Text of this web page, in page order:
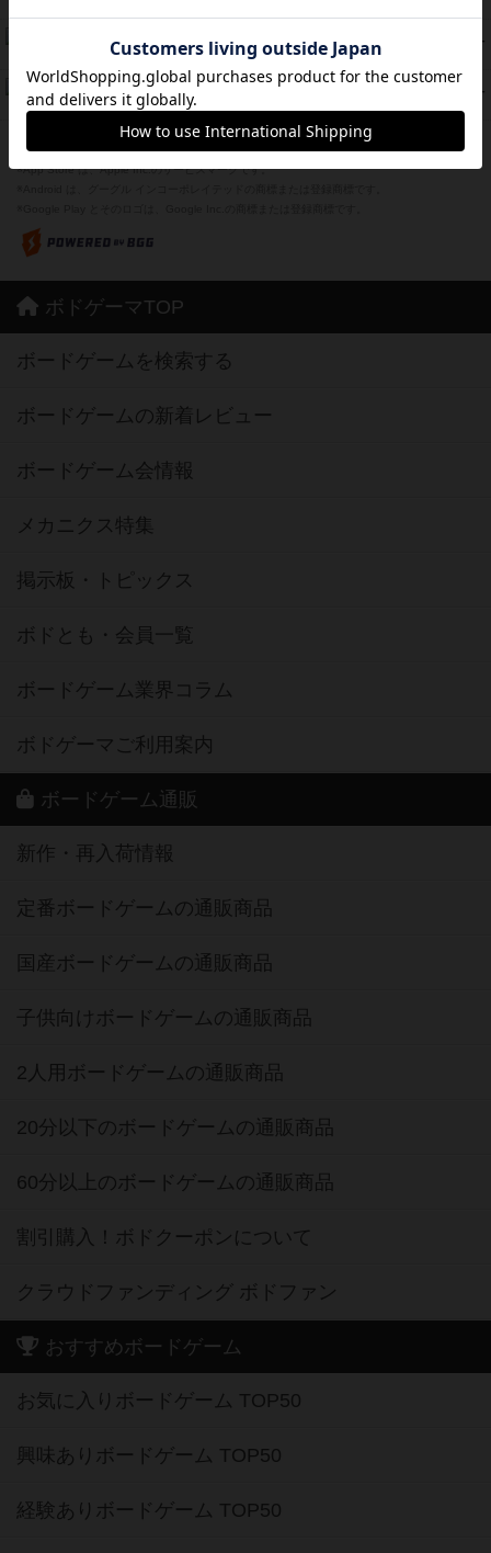
PT
紹介文なし 1件の投稿
PT
フリップ７：復讐心とともに
紹介文なし 2件の投稿
※Apple、Apple のロゴ は、米国および他の国々で登録されたApple Inc.の商標です。
※App Store は、Apple Inc.のサービスマークです。
ボドゲーマTOP
ボードゲームを検索する
ボードゲームの新着レビュー
ボードゲーム会情報
メカニクス特集
掲示板・トピックス
ボドとも・会員一覧
ボードゲーム業界コラム
ボドゲーマご利用案内
ボードゲーム通販
新作・再入荷情報
定番ボードゲームの通販商品
国産ボードゲームの通販商品
子供向けボードゲームの通販商品
2人用ボードゲームの通販商品
20分以下のボードゲームの通販商品
60分以上のボードゲームの通販商品
割引購入！ボドクーポンについて
クラウドファンディング ボドファン
おすすめボードゲーム
お気に入りボードゲーム TOP50
興味ありボードゲーム TOP50
経験ありボードゲーム TOP50